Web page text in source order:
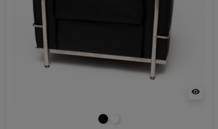
visibility
czarny